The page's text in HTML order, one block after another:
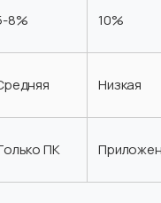
8% 10%
Низкая
ПК